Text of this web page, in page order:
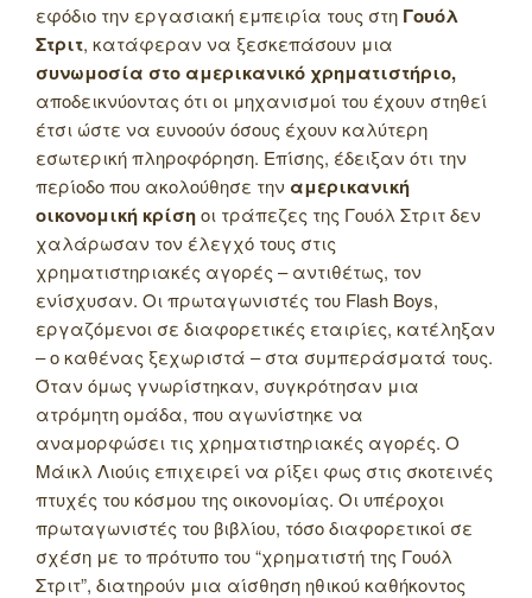
εφόδιο την εργασιακή εμπειρία τους στη Γουόλ
Στριτ, κατάφεραν να ξεσκεπάσουν μια
συνωμοσία στο αμερικανικό χρηματιστήριο,
αποδεικνύοντας ότι οι μηχανισμοί του έχουν στηθεί
έτσι ώστε να ευνοούν όσους έχουν καλύτερη
εσωτερική πληροφόρηση. Επίσης, έδειξαν ότι την
περίοδο που ακολούθησε την αμερικανική
οικονομική κρίσηοι τράπεζες της Γουόλ Στριτ δεν
χαλάρωσαν τον έλεγχό τους στις
χρηματιστηριακές αγορές – αντιθέτως, τον
ενίσχυσαν. Οι πρωταγωνιστές του Flash Boys,
εργαζόμενοι σε διαφορετικές εταιρίες, κατέληξαν
– ο καθένας ξεχωριστά – στα συμπεράσματά τους.
Όταν όμως γνωρίστηκαν, συγκρότησαν μια
ατρόμητη ομάδα, που αγωνίστηκε να
αναμορφώσει τις χρηματιστηριακές αγορές. Ο
Μάικλ Λιούις επιχειρεί να ρίξει φως στις σκοτεινές
πτυχές του κόσμου της οικονομίας. Οι υπέροχοι
πρωταγωνιστές του βιβλίου, τόσο διαφορετικοί σε
σχέση με το πρότυπο του “χρηματιστή της Γουόλ
Στριτ”, διατηρούν μια αίσθηση ηθικού καθήκοντος